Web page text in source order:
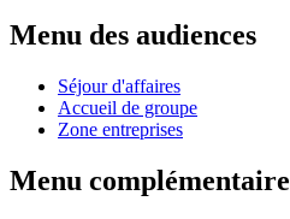
Menu des audiences
Séjour d'affaires
Accueil de groupe
Zone entreprises
Menu complémentaire